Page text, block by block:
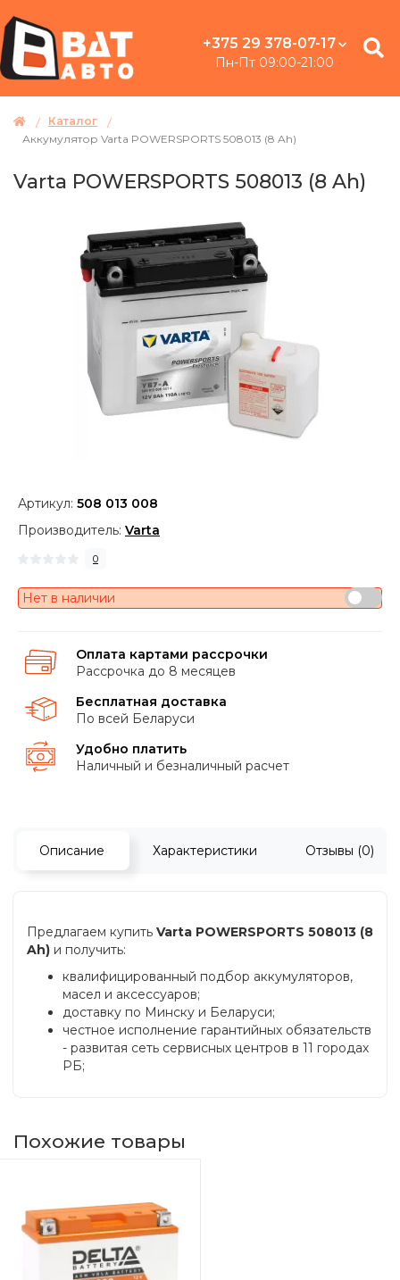
+375 29 378-07-17
Пн-Пт 09:00-21:00
Каталог
Аккумулятор Varta POWERSPORTS 508013 (8 Ah)
Varta POWERSPORTS 508013 (8 Ah)
Артикул: 508 013 008
Производитель: Varta
0
Нет в наличии
Оплата картами рассрочки
Рассрочка до 8 месяцев
Бесплатная доставка
По всей Беларуси
Удобно платить
Наличный и безналичный расчет
Описание Характеристики Отзывы (0)
Предлагаем купить Varta POWERSPORTS 508013 (8
Ah) и получить:
квалифицированный подбор аккумуляторов,
масел и аксессуаров;
доставку по Минску и Беларуси;
честное исполнение гарантийных обязательств
- развитая сеть сервисных центров в 11 городах
РБ;
Похожие товары